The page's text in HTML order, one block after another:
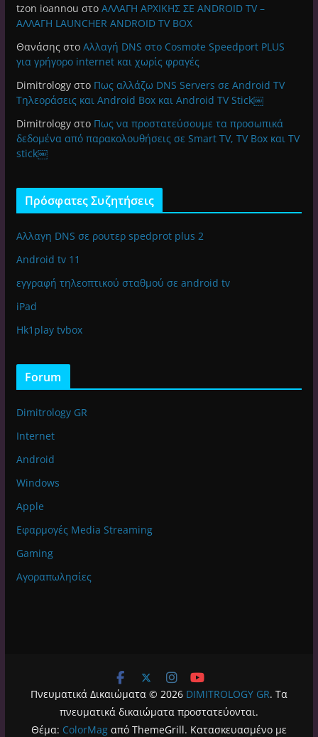
tzon ioannou στο ΑΛΛΑΓΗ ΑΡΧΙΚΗΣ ΣΕ ANDROID TV –
ΑΛΛΑΓΗ LAUNCHER ANDROID TV BOX
Θανάσηςστο Αλλαγή DNS στο Cosmote Speedport PLUS
για γρήγορο internet και χωρίς φραγές
Dimitrologyστο Πως αλλάζω DNS Servers σε Android TV
Τηλεοράσεις και Android Box και Android TV Stick￼
Dimitrologyστο Πως να προστατεύσουμε τα προσωπικά
δεδομένα από παρακολουθήσεις σε Smart TV, TV Box και TV
stick￼
Πρόσφατες Συζητήσεις
Αλλαγη DNS σε ρουτερ spedprot plus 2
Android tv 11
εγγραφή τηλεοπτικού σταθμού σε android tv
iPad
Hk1play tvbox
Forum
Dimitrology GR
Internet
Android
Windows
Apple
Εφαρμογές Media Streaming
Gaming
Αγοραπωλησίες
Πνευματικά Δικαιώματα © 2026 DIMITROLOGY GR. Τα
πνευματικά δικαιώματα προστατεύονται.
Θέμα: ColorMagαπό ThemeGrill. Κατασκευασμένο με